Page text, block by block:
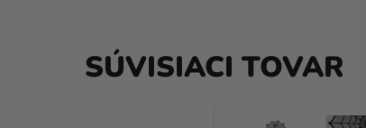
SÚVISIACI TOVAR